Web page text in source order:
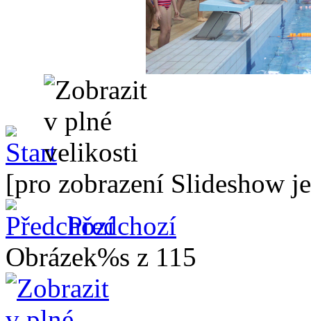
[pro zobrazení Slideshow
Předchozí
Obrázek%s z 115